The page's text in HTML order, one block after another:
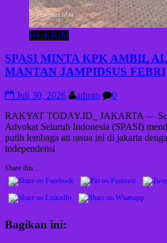
HUKRIM
SPASI MINTA KPK AMBIL
MANTAN JAMPIDSUS FEBRI
Juli 30, 2026 admin
0
RAKYAT TODAY.ID_ JAKARTA —
Advokat Seluruh Indonesia (SPASI)
putih lembaga ati rasua ini di jakarta
independensi
Share this...
Bagikan ini: